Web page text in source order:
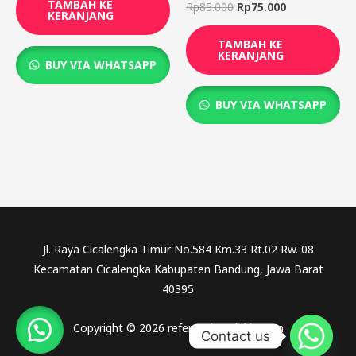
TAMBAH KE
KERANJANG
BUY VIA WHATSAPP
Rp85.000 Rp75.000
TAMBAH KE
KERANJANG
BUY VIA WHATSAPP
Jl. Raya Cicalengka Timur No.584 Km.33 Rt.02 Rw. 08
Kecamatan Cicalengka Kabupaten Bandung, Jawa Barat
40395
Copyright © 2026 referensicendekia.com
Contact us